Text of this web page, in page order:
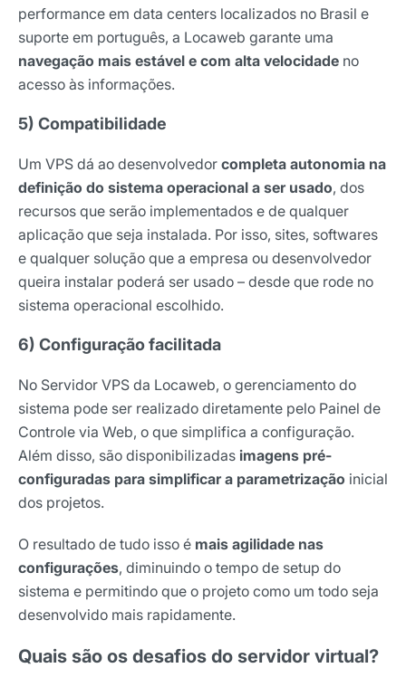
performance em data centers localizados no Brasil e
suporte em português, a Locaweb garante uma
navegação mais estável e com alta velocidade no
acesso às informações.
5) Compatibilidade
Um VPS dá ao desenvolvedor completa autonomia na
definição do sistema operacional a ser usado, dos
recursos que serão implementados e de qualquer
aplicação que seja instalada. Por isso, sites, softwares
e qualquer solução que a empresa ou desenvolvedor
queira instalar poderá ser usado – desde que rode no
sistema operacional escolhido.
6) Configuração facilitada
No Servidor VPS da Locaweb, o gerenciamento do
sistema pode ser realizado diretamente pelo Painel de
Controle via Web, o que simplifica a configuração.
Além disso, são disponibilizadas imagens pré-
configuradas para simplificar a parametrização inicial
dos projetos.
O resultado de tudo isso é mais agilidade nas
configurações, diminuindo o tempo de setup do
sistema e permitindo que o projeto como um todo seja
desenvolvido mais rapidamente.
Quais são os desafios do servidor virtual?